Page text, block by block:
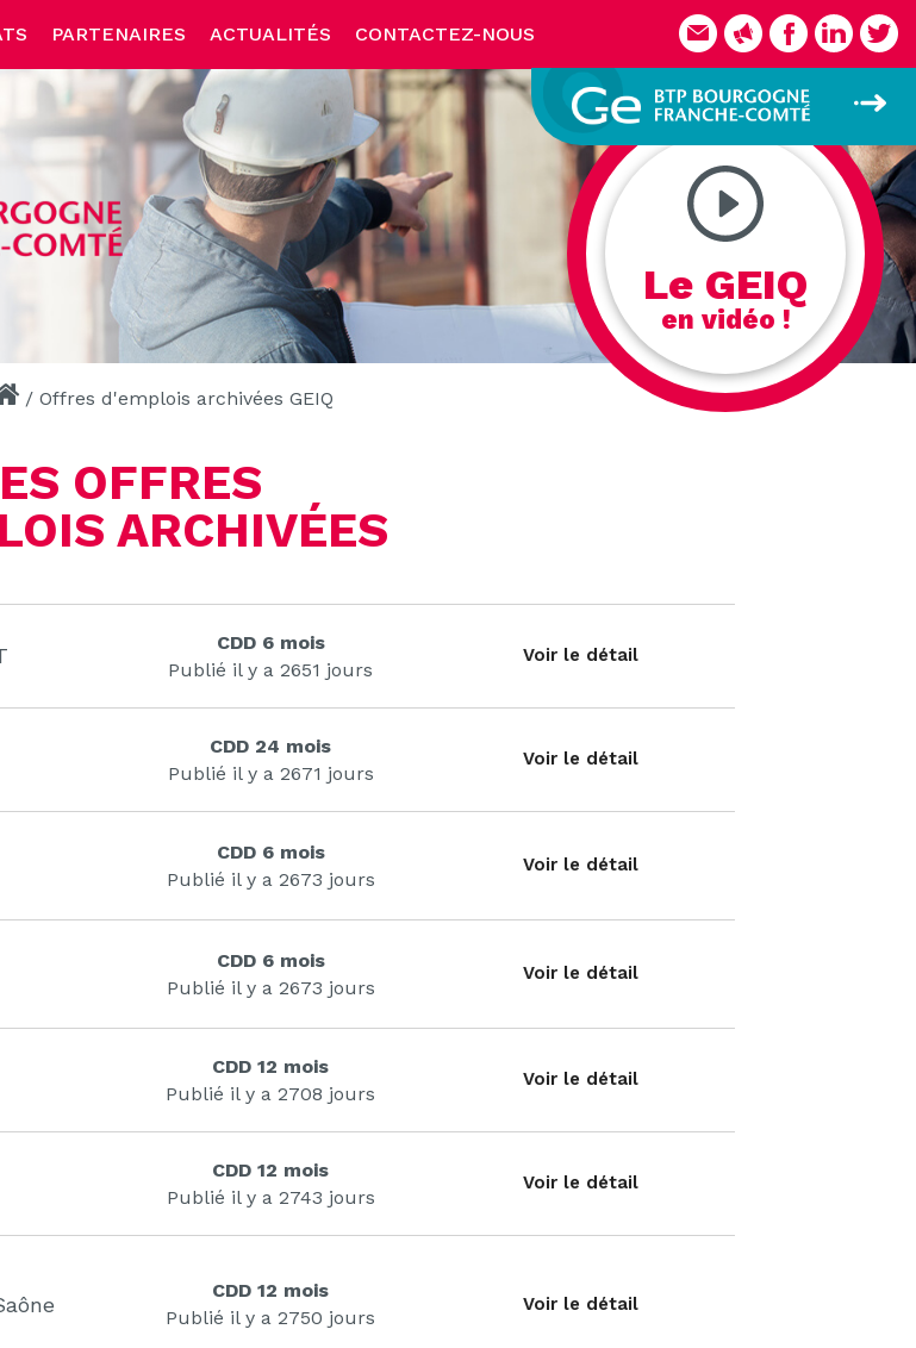
PARTENAIRES ACTUALITÉS CONTACTEZ-NOUS
Le GEIQ
en vidéo !
/ Offres d'emplois archivées GEIQ
OFFRES
ARCHIVÉES
CDD 6 mois
Publié il y a 2651 jours
Voir le détail
CDD 24 mois
Publié il y a 2671 jours
Voir le détail
CDD 6 mois
Publié il y a 2673 jours
Voir le détail
CDD 6 mois
Publié il y a 2673 jours
Voir le détail
CDD 12 mois
Publié il y a 2708 jours
Voir le détail
CDD 12 mois
Publié il y a 2743 jours
Voir le détail
CDD 12 mois
Publié il y a 2750 jours
Voir le détail